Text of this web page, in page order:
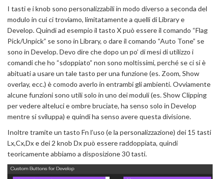
I tasti e i knob sono personalizzabili in modo diverso a seconda del
modulo in cui ci troviamo, limitatamente a quelli di Library e
Develop. Quindi ad esempio il tasto X può essere il comando “Flag
Pick/Unpick” se sono in Library, o dare il comando “Auto Tone” se
sono in Develop. Devo dire che dopo un po’ di mesi di utilizzo i
comandi che ho “sdoppiato” non sono moltissimi, perché se ci si è
abituati a usare un tale tasto per una funzione (es. Zoom, Show
overlay, ecc.) è comodo averlo in entrambi gli ambienti. Ovviamente
alcune funzioni sono utili solo in uno dei moduli (es. Show Clipping
per vedere alteluci e ombre bruciate, ha senso solo in Develop
mentre si sviluppa) e quindi ha senso avere questa divisione.
Inoltre tramite un tasto Fn l’uso (e la personalizzazione) dei 15 tasti
Lx,Cx,Dx e dei 2 knob Dx può essere raddoppiata, quindi
teoricamente abbiamo a disposizione 30 tasti.